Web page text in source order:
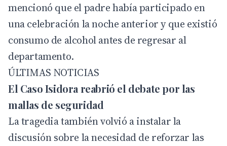
mencionó que el padre había participado en
una celebración la noche anterior y que existió
consumo de alcohol antes de regresar al
departamento.
ÚLTIMAS NOTICIAS
El Caso Isidora reabrió el debate por las
mallas de seguridad
La tragedia también volvió a instalar la
discusión sobre la necesidad de reforzar las